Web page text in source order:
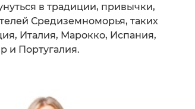
в традиции, привычки,
Средиземноморья, таких
Италия, Марокко, Испания,
и Португалия.